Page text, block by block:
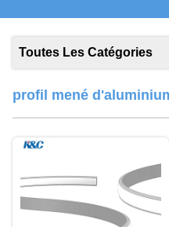
Toutes Les Catégories
profil mené